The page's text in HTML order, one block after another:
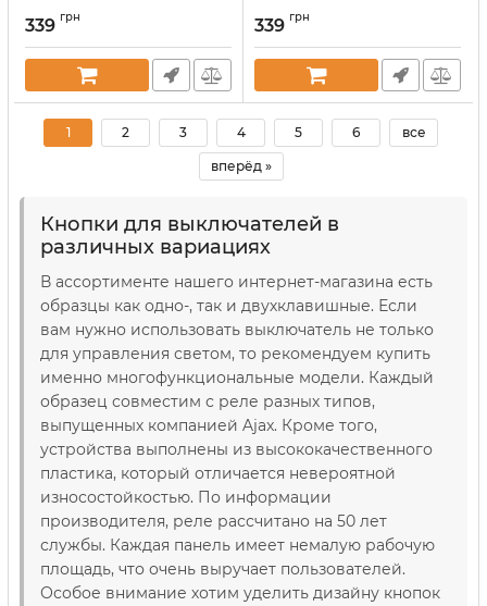
SideButton (2-gang)
Артикул:000046486
339 грн
SideButton (2-gang)
Артикул:000046487
339 грн
1 2 3 4 5 6 все
вперёд »
Кнопки для выключателей в
различных вариациях
В ассортименте нашего интернет-магазина есть
образцы как одно-, так и двухклавишные. Если
вам нужно использовать выключатель не только
для управления светом, то рекомендуем купить
именно многофункциональные модели. Каждый
образец совместим с реле разных типов,
выпущенных компанией Ajax. Кроме того,
устройства выполнены из высококачественного
пластика, который отличается невероятной
износостойкостью. По информации
производителя, реле рассчитано на 50 лет
службы. Каждая панель имеет немалую рабочую
площадь, что очень выручает пользователей.
Особое внимание хотим уделить дизайну кнопок